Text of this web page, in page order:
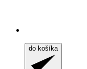
do košíka